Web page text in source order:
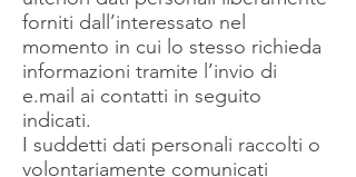
forniti dall’interessato nel
momento in cui lo stesso richieda
informazioni tramite l’invio di
e.mail ai contatti in seguito
indicati.
I suddetti dati personali raccolti o
volontariamente comunicati